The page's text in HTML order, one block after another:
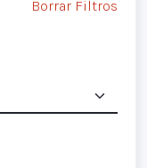
Borrar Filtros